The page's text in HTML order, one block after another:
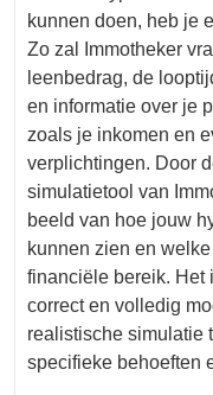
kunnen doen, heb je
Zo zal Immotheker
leenbedrag, de
en informatie over je
zoals je inkomen en
verplichtingen. Door
simulatietool van
beeld van hoe jouw
kunnen zien en
financiële bereik. Het
correct en volledig
realistische simulatie
specifieke behoeften